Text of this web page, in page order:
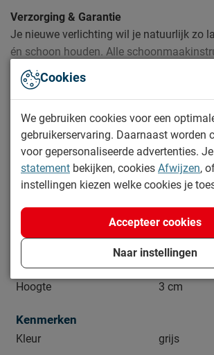
Verzorging & Garantie
Je nieuwe verlichting wil je natuurlijk zo
én schoon houden. Alle
garantie op de verlichting, kun je terug
‘Goed om te weten’.
Lees meer
Specificaties
Productinformatie
Artikelnummer 1076271
Breedte
Lengte
1 cm
Hoogte
3 cm
Kenmerken
Kleur grijs
Cookies
We gebruiken cookies voor een
gebruikerservaring. Daarnaast worden
voor gepersonaliseerde advertenties.
statement bekijken, cookies Afwijzen,
instellingen kiezen welke cookies je
Naar instellingen
Accepteer cookies